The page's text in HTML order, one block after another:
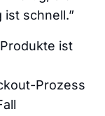
schnell.”
ist
Prozess